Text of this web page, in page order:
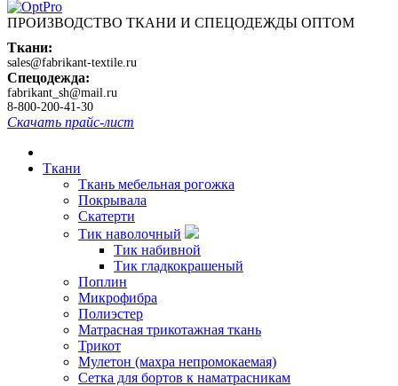
ПРОИЗВОДСТВО ТКАНИ И СПЕЦОДЕЖДЫ ОПТОМ
Ткани:
sales@fabrikant-textile.ru
Спецодежда:
fabrikant_sh@mail.ru
8-800-200-41-30
Скачать прайс-лист
Ткани
Ткань мебельная рогожка
Покрывала
Скатерти
Тик наволочный
Тик набивной
Тик гладкокрашеный
Поплин
Микрофибра
Полиэстер
Матрасная трикотажная ткань
Трикот
Мулетон (махра непромокаемая)
Сетка для бортов к наматрасникам